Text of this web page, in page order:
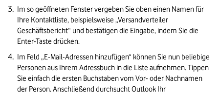
Im so geöffneten Fenster vergeben Sie oben einen Namen für
Ihre Kontaktliste, beispielsweise „Versandverteiler
Geschäftsbericht“ und bestätigen die Eingabe, indem Sie die
Enter-Taste drücken.
Im Feld „E-Mail-Adressen hinzufügen“ können Sie nun beliebige
Personen aus Ihrem Adressbuch in die Liste aufnehmen. Tippen
Sie einfach die ersten Buchstaben vom Vor- oder Nachnamen
der Person. Anschließend durchsucht Outlook Ihr